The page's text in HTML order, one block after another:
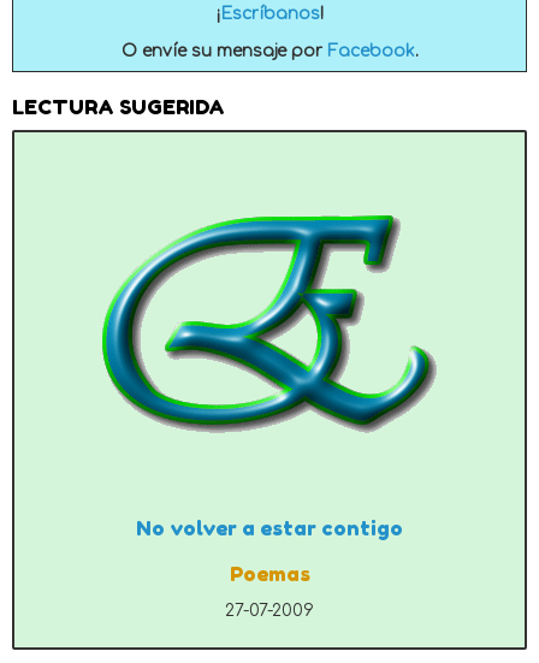
¡ Escríbanos!
O envíe su mensaje por Facebook.
LECTURA SUGERIDA
No volver a estar contigo
Poemas
27-07-2009